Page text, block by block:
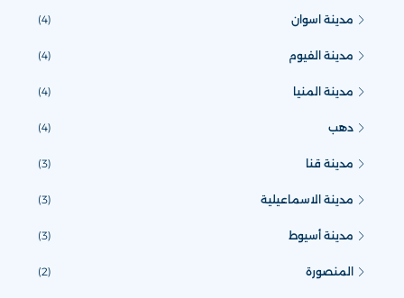
مدينة اسوان (4)
مدينة الفيوم (4)
مدينة المنيا (4)
دهب (4)
مدينة قنا (3)
مدينة الاسماعيلية (3)
مدينة أسيوط (3)
المنصورة (2)